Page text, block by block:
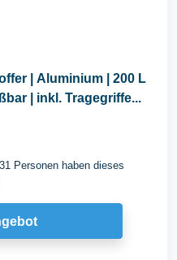
| Aluminium | 200 L
| inkl. Tragegriffe...
Personen haben dieses